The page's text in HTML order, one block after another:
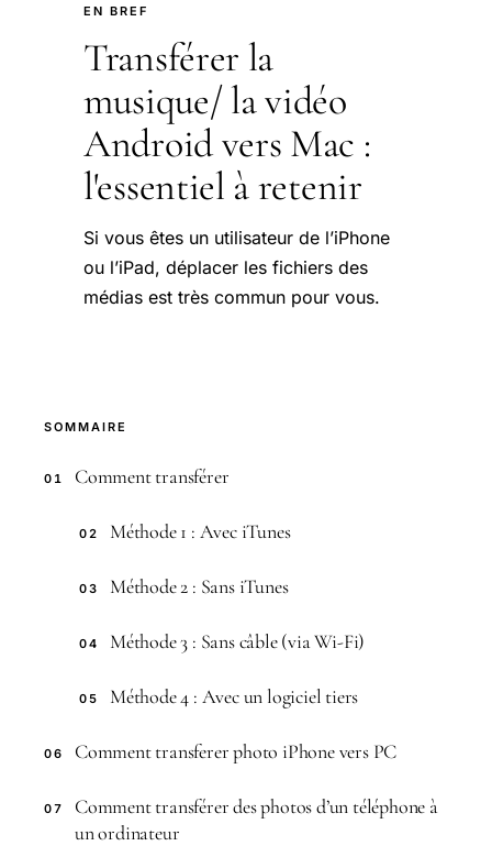
EN BREF
Transférer la
musique/ la vidéo
Android vers Mac :
l'essentiel à retenir
Si vous êtes un utilisateur de l’iPhone
ou l’iPad, déplacer les fichiers des
médias est très commun pour vous.
SOMMAIRE
01 Comment transférer
02 Méthode 1 : Avec iTunes
03 Méthode 2 : Sans iTunes
04 Méthode 3 : Sans câble (via Wi-Fi)
05 Méthode 4 : Avec un logiciel tiers
06 Comment transferer photo iPhone vers PC
07
Comment transférer des photos d’un téléphone à
un ordinateur